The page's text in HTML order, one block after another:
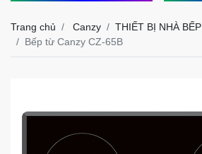
Trang chủ Canzy THIẾT BỊ NHÀ BẾP
Bếp từ Canzy CZ-65B